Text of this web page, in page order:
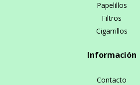
Papelillos
Filtros
Cigarrillos
Información
Contacto